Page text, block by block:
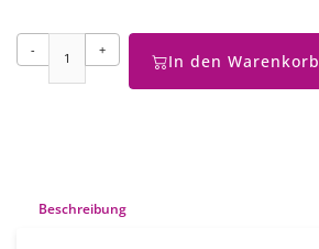
- +
In den Warenkorb
Beschreibung